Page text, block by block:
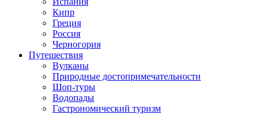
Кипр
Греция
Россия
Черногория
Путешествия
Вулканы
Природные достопримечательности
Шоп-туры
Водопады
Гастрономический туризм